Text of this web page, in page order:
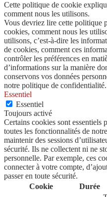
Cette politique de cookie
comment nous les utilisons.
Vous devriez lire cette politique
cookies, comment nous les
utilisons, c’est-à-dire les
de cookies, comment ces
contrôler les préférences en
d’informations sur la manière
conservons vos données
notre politique de confidentialité.
Essentiel
Essentiel
Toujours activé
Certains cookies sont essentiels
toutes les fonctionnalités de
maintenir des sessions
sécurité. Ils ne collectent ni ne
personnelle. Par exemple, ces
connecter à votre compte,
passer en toute sécurité.
Cookie
Durée